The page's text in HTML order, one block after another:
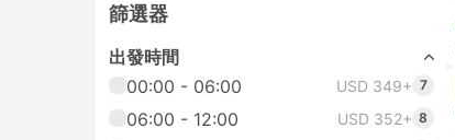
篩選器
出發時間
00:00 - 06:00
USD 349+ 7
06:00 - 12:00 USD 352+ 8